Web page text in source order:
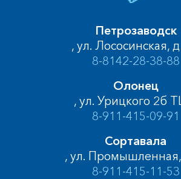
Петрозаводск
, ул. Лососинская,
8-8142-28-38-88
Олонец
, ул. Урицкого 2б
8-911-415-09-91
Сортавала
, ул.
8-911-415-11-53